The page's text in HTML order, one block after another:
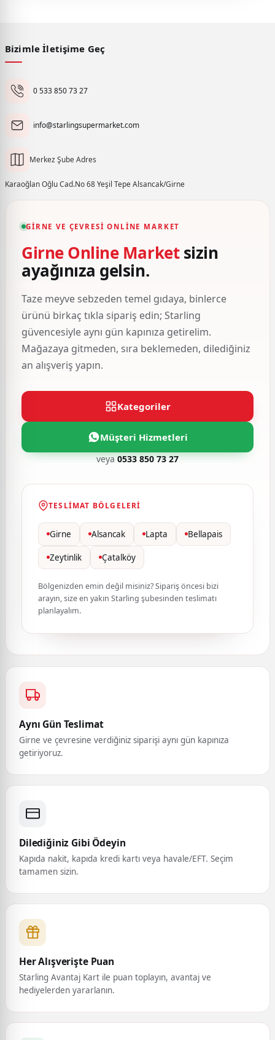
Bizimle İletişime Geç
0 533 850 73 27
info@starlingsupermarket.com
Merkez Şube Adres
Karaoğlan Oğlu Cad.No 68 Yeşil Tepe Alsancak/Girne
GIRNE VE ÇEVRESI ONLINE MARKET
Girne Online Marketsizin
ayağınıza gelsin.
Taze meyve sebzeden temel gıdaya, binlerce
ürünü birkaç tıkla sipariş edin; Starling
güvencesiyle aynı gün kapınıza getirelim.
Mağazaya gitmeden, sıra beklemeden, dilediğiniz
an alışveriş yapın.
Kategoriler
Müşteri Hizmetleri
veya0533 850 73 27
TESLIMAT BÖLGELERI
Girne Alsancak Lapta Bellapais
Zeytinlik Çatalköy
Bölgenizden emin değil misiniz? Sipariş öncesi bizi
arayın, size en yakın Starling şubesinden teslimatı
planlayalım.
Aynı Gün Teslimat
Girne ve çevresine verdiğiniz siparişi aynı gün kapınıza
getiriyoruz.
Dilediğiniz Gibi Ödeyin
Kapıda nakit, kapıda kredi kartı veya havale/EFT. Seçim
tamamen sizin.
Her Alışverişte Puan
Starling Avantaj Kart ile puan toplayın, avantaj ve
hediyelerden yararlanın.